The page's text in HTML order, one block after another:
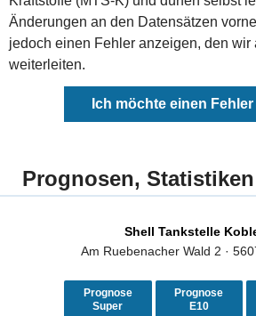
Änderungen an den Datensätzen
jedoch einen Fehler anzeigen, den wir
weiterleiten.
Ich möchte einen
Prognosen,
Shell Tankstelle
Am Ruebenacher Wald 2 ·
Prognose
Super
Prognose
E10